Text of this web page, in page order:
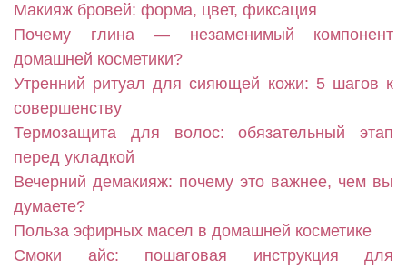
Макияж бровей: форма, цвет, фиксация
Почему глина — незаменимый компонент
домашней косметики?
Утренний ритуал для сияющей кожи: 5 шагов к
совершенству
Термозащита для волос: обязательный этап
перед укладкой
Вечерний демакияж: почему это важнее, чем вы
думаете?
Польза эфирных масел в домашней косметике
Смоки айс: пошаговая инструкция для